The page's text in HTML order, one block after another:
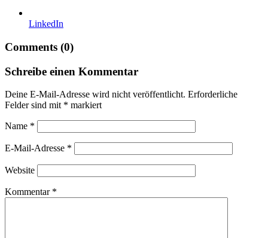
LinkedIn
Comments (0)
Schreibe einen Kommentar
Deine E-Mail-Adresse wird nicht veröffentlicht. Erforderliche
Felder sind mit * markiert
Name *
E-Mail-Adresse *
Website
Kommentar *